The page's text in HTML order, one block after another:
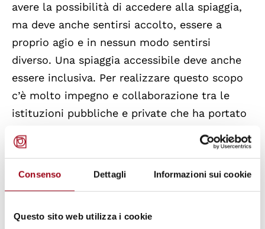
Consenso Dettagli Informazioni sui cookie
Questo sito web utilizza i cookie
avere la possibilità di accedere alla spiaggia,
ma deve anche sentirsi accolto, essere a
proprio agio e in nessun modo sentirsi
diverso. Una spiaggia accessibile deve anche
essere inclusiva. Per realizzare questo scopo
c’è molto impegno e collaborazione tra le
istituzioni pubbliche e private che ha portato
Italia
Sono luoghi d’incontro, di comunità, di